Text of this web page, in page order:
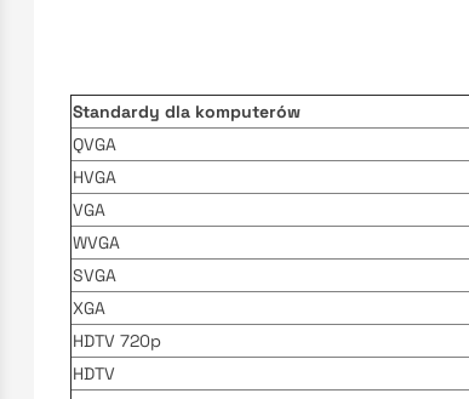
Standardy dla komputerów
QVGA
HVGA
VGA
WVGA
SVGA
XGA
HDTV 720p
HDTV